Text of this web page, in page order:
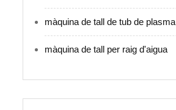
màquina de tall de tub de plasma
màquina de tall per raig d'aigua